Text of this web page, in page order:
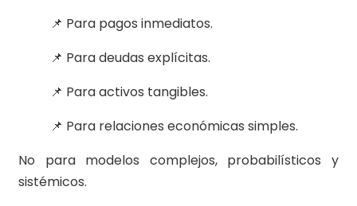
📌 Para pagos inmediatos.
📌 Para deudas explícitas.
📌 Para activos tangibles.
📌 Para relaciones económicas simples.
No para modelos complejos, probabilísticos y
sistémicos.